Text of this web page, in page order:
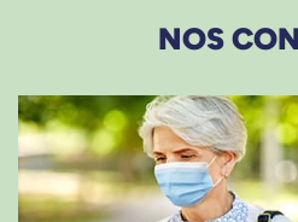
NOS